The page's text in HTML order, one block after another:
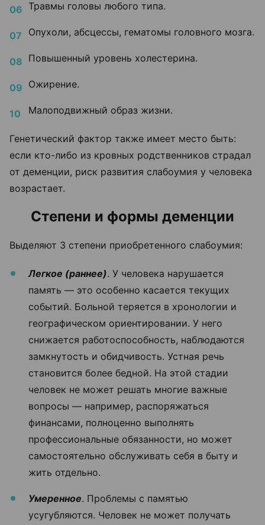
Травмы головы любого типа.
Опухоли, абсцессы, гематомы головного мозга.
Повышенный уровень холестерина.
Ожирение.
Малоподвижный образ жизни.
Генетический фактор также имеет место быть:
если кто-либо из кровных родственников страдал
от деменции, риск развития слабоумия у человека
возрастает.
Степени и формы деменции
Выделяют 3 степени приобретенного слабоумия:
Легкое (раннее). У человека нарушается
память — это особенно касается текущих
событий. Больной теряется в хронологии и
географическом ориентировании. У него
снижается работоспособность, наблюдаются
замкнутость и обидчивость. Устная речь
становится более бедной. На этой стадии
человек не может решать многие важные
вопросы — например, распоряжаться
финансами, полноценно выполнять
профессиональные обязанности, но может
самостоятельно обслуживать себя в быту и
жить отдельно.
Умеренное. Проблемы с памятью
усугубляются. Человек не может получать